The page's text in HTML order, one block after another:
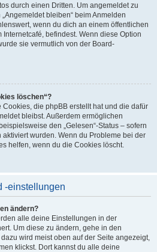
durch einen Dritten. Um angemeldet zu
bleiben“ beim Anmelden
wenn du dich an einem öffentlichen
befindest. Wenn diese Option
sie vermutlich von der Board-
löschen“?
Cookies, die phpBB erstellt hat und die dafür
bleibst. Außerdem ermöglichen
den „Gelesen“-Status – sofern
wurden. Wenn du Probleme bei der
helfen, wenn du die Cookies löscht.
-einstellungen
ändern?
alle deine Einstellungen in der
Um diese zu ändern, gehe in den
wird meist oben auf der Seite angezeigt,
klickst. Dort kannst du alle deine